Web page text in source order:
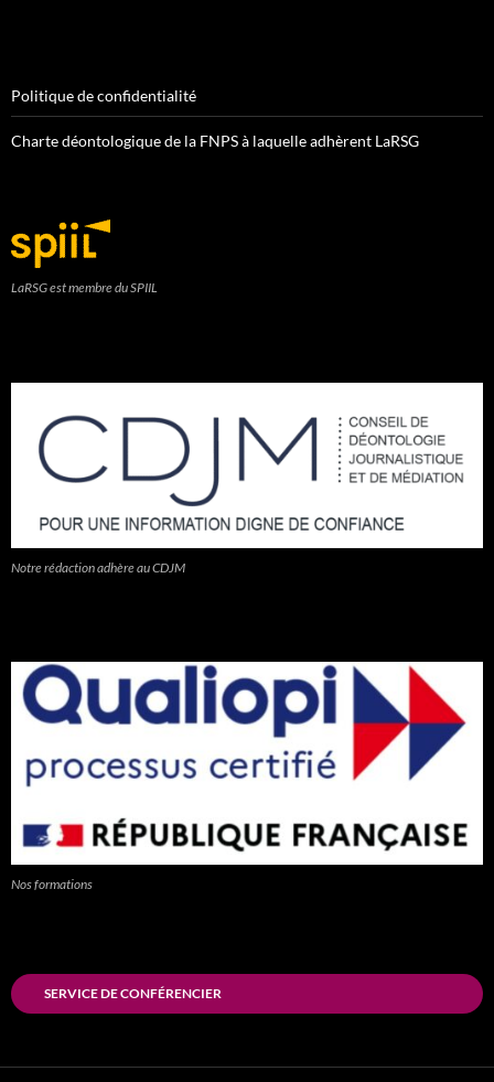
Politique de confidentialité
Charte déontologique de la FNPS à laquelle adhèrent LaRSG
LaRSG est membre du SPIIL
Notre rédaction adhère au CDJM
Nos formations
SERVICE DE CONFÉRENCIER